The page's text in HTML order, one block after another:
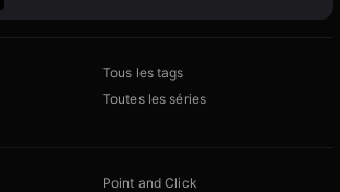
Tous les tags
Toutes les séries
Point and Click